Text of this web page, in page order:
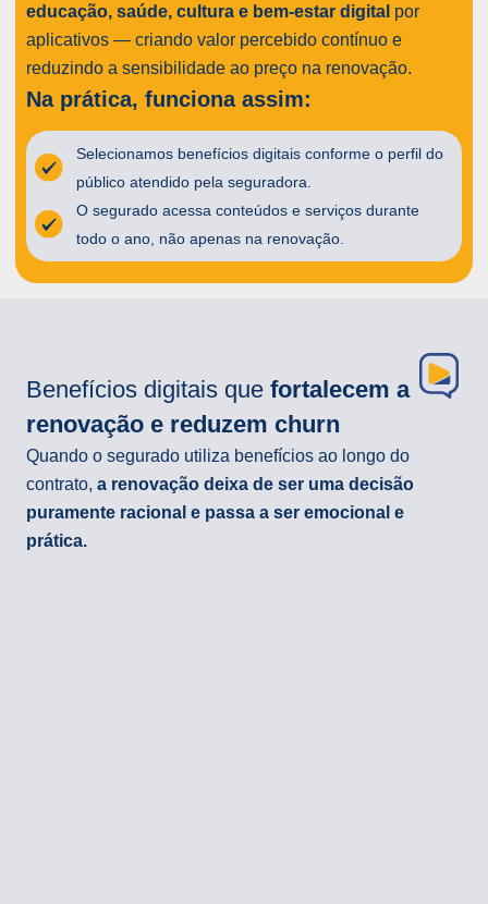
educação, saúde, cultura e bem-estar digital por
aplicativos — criando valor percebido contínuo e
reduzindo a sensibilidade ao preço na renovação.
Na prática, funciona assim:
Selecionamos benefícios digitais conforme o perfil do
público atendido pela seguradora.
O segurado acessa conteúdos e serviços durante
todo o ano, não apenas na renovação.
Benefícios digitais que fortalecem a
renovação e reduzem churn
Quando o segurado utiliza benefícios ao longo do
contrato, a renovação deixa de ser uma decisão
puramente racional e passa a ser emocional e
prática.